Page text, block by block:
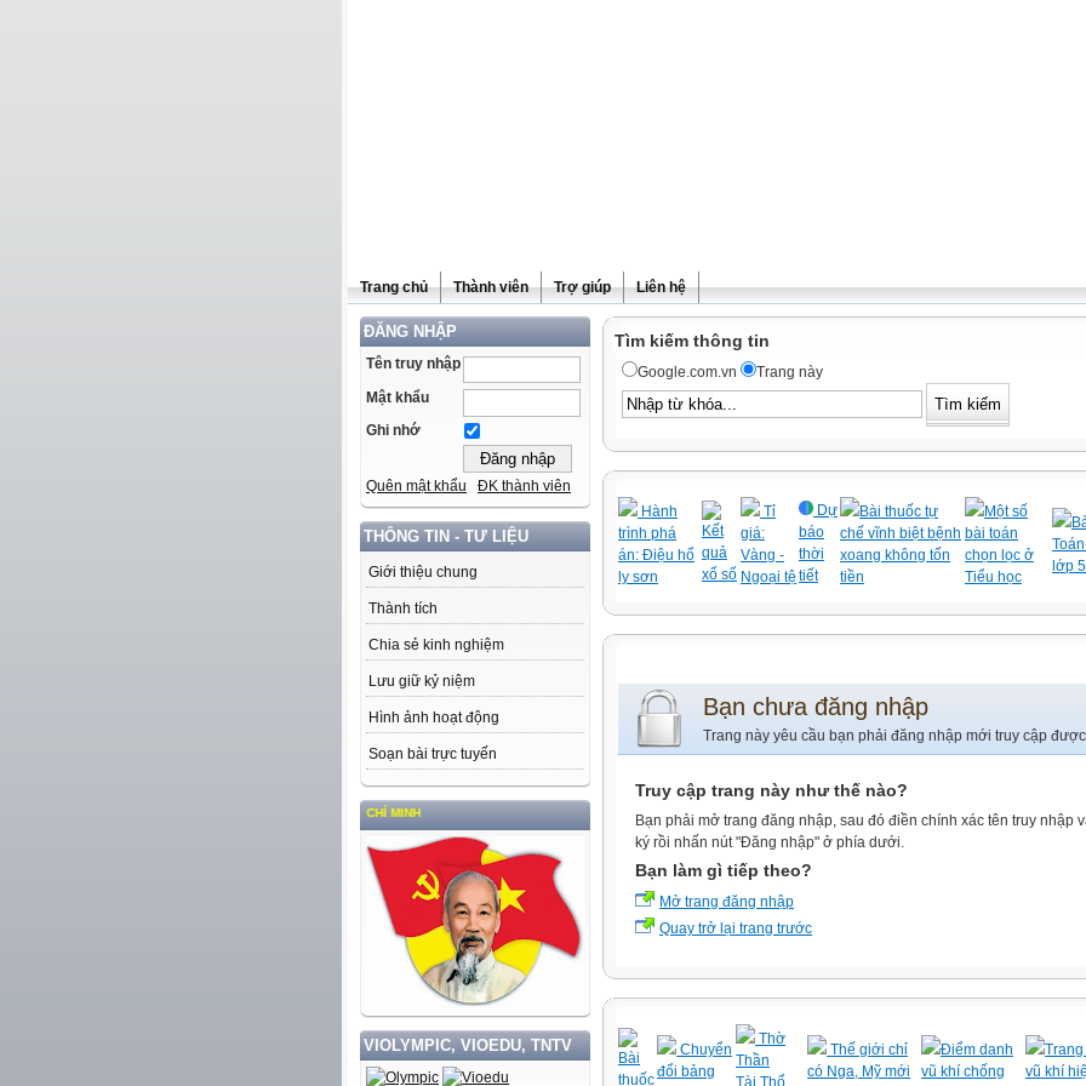
Trang chủ Thành viên Trợ giúp Liên hệ
ĐĂNG NHẬP
Tên truy nhập
Mật khẩu
Ghi nhớ
Quên mật khẩu ĐK thành viên
THÔNG TIN - TƯ LIỆU
Giới thiệu chung
Thành tích
Chia sẻ kinh nghiệm
Lưu giữ kỷ niệm
Hình ảnh hoạt động
Soạn bài trực tuyến
LÀM THEO TƯ TƯỞNG, ĐẠO ĐỨC, PHONG CÁCH HỒ CHÍ MINH
VIOLYMPIC, VIOEDU, TNTV
Tìm kiếm thông tin
Google.com.vn Trang này
Hành
trình phá
án: Điệu hổ
ly sơn
Kết
quả
xổ số
Tỉ
giá:
Vàng -
Ngoại tệ
Dự
báo
thời
tiết
Bài thuốc tự
chế vĩnh biệt bệnh
xoang không tốn
tiền
Một số
bài toán
chọn lọc ở
Tiểu học
lớp
Bạn chưa đăng nhập
Trang này yêu cầu bạn phải đăng nhập mới truy cập
Truy cập trang này như thế nào?
Bạn phải mở trang đăng nhập, sau đó điền chính xác tên truy nhập
ký rồi nhấn nút "Đăng nhập" ở phía dưới.
Bạn làm gì tiếp theo?
Mở trang đăng nhập
Quay trở lại trang trước
Bài
thuốc
Chuyển
đổi bảng
Thờ
Thần
Tài,Thổ
Thế giới chỉ
có Nga, Mỹ mới
Điểm danh
vũ khí chống
Trang
vũ khí